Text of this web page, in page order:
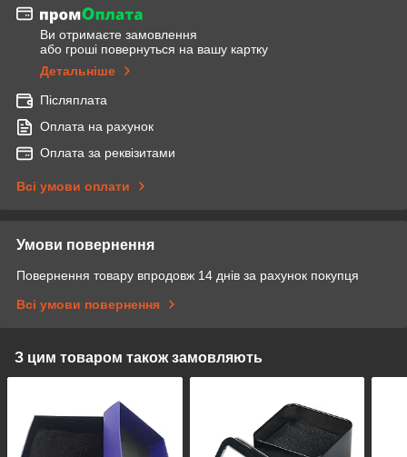
Ви отримаєте замовлення
або гроші повернуться на вашу картку
Детальніше
Післяплата
Оплата на рахунок
Оплата за реквізитами
Всі умови оплати
Умови повернення
Повернення товару впродовж 14 днів за рахунок покупця
Всі умови повернення
З цим товаром також замовляють